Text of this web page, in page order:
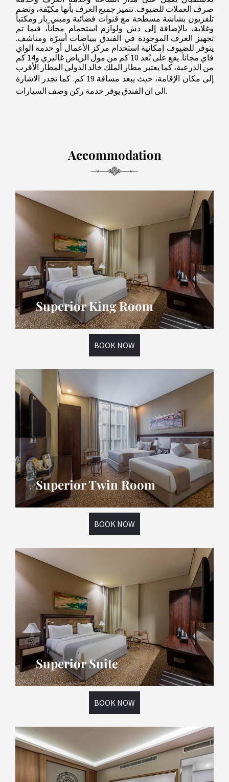
صرف العملات للضيوف. تتميز جميع الغرف بأنها مكيّفة، وتضم
تلفزيون بشاشة مسطحة مع قنوات فضائية وميني بار ومكتباً
وغلاية، بالإضافة إلى دش ولوازم استحمام مجاناً، فيما تم
تجهيز الغرف الموجودة في الفندق ببياضات أسرّة ومناشف.
يتوفر للضيوف إمكانية استخدام مركز الأعمال أو خدمة الواي
فاي مجاناً. يقع على بُعد 10 كم من مول الرياض غاليري و14 كم
من الدرعية، كما يعتبر مطار الملك خالد الدولي المطار الأقرب
إلى مكان الإقامة، حيث يبعد مسافة 19 كم.
كما تجدر الاشارة
الى ان الفندق يوفر خدمة ركن وصف السيارات.
Accommodation
Superior King Room
BOOK NOW
Superior Twin Room
BOOK NOW
Superior Suite
BOOK NOW